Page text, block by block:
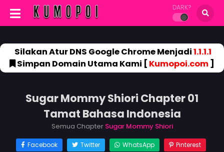
DARK?
Silakan Atur DNS Google Chrome Menjadi1.1.1.1
Simpan Domain Utama Kami [ Kumopoi.com]
Sugar Mommy Shiori Chapter 01
Tamat Bahasa Indonesia
Semua Chapter Sugar Mommy Shiori
Facebook Twitter WhatsApp
Pinterest